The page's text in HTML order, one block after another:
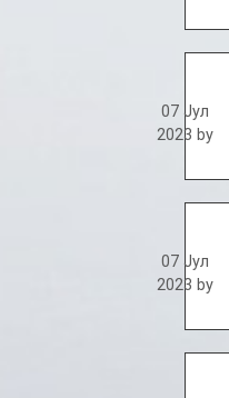
07 Јул
2023 by
07 Јул
2023 by